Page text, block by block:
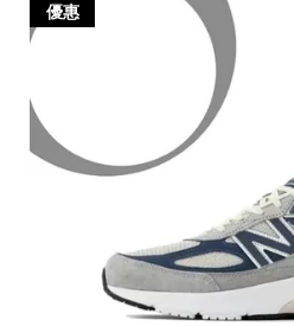
優惠